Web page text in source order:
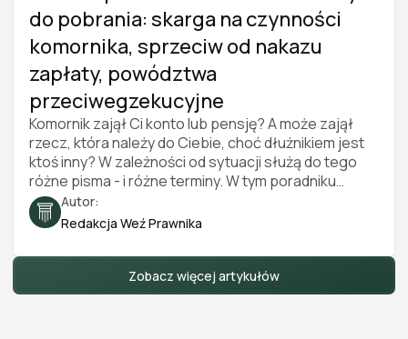
do pobrania: skarga na czynności
komornika, sprzeciw od nakazu
zapłaty, powództwa
przeciwegzekucyjne
Komornik zajął Ci konto lub pensję? A może zajął
rzecz, która należy do Ciebie, choć dłużnikiem jest
ktoś inny? W zależności od sytuacji służą do tego
różne pisma - i różne terminy. W tym poradniku
znajdziesz cztery darmowe wzory do pobrania
(skarga na czynności komornika, sprzeciw od
nakazu zapłaty, powództwo przeciwegzekucyjne
oraz pozew o zwolnienie zajętego przedmiotu od
egzekucji), a także instrukcję, które pismo wybrać,
gdzie je złożyć i ile to kosztuje. Stan prawny na 2026
Autor:
Redakcja Weź Prawnika
Zobacz więcej artykułów